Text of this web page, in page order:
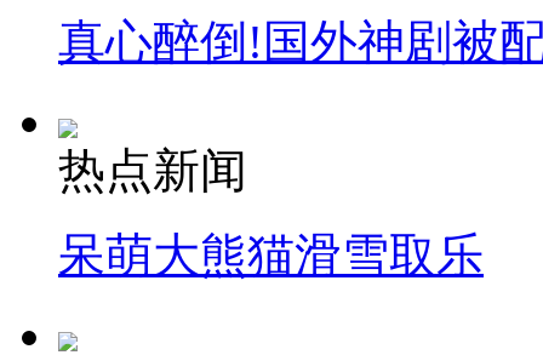
纽约上演“枕头大战”
真心醉倒!国外神剧被
热点新闻
呆萌大熊猫滑雪取乐